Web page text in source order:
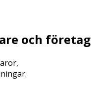
och företag